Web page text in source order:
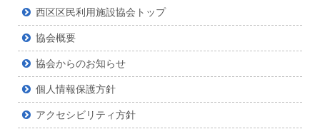
西区区民利用施設協会トップ
協会概要
協会からのお知らせ
個人情報保護方針
アクセシビリティ方針